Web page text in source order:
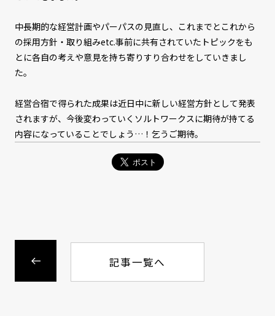
中長期的な経営計画やパーパスの見直し、これまでとこれから
の採用方針・取り組みetc.事前に共有されていたトピックをも
とに各自の考えや意見を持ち寄りすり合わせをしていきまし
た。
経営合宿で得られた成果は近日中に新しい経営方針として発表
されますが、今後変わっていくソルトワークスに期待が持てる
内容になっていることでしょう…！乞うご期待。
記事一覧へ